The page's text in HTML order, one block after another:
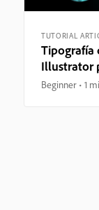
TUTORIAL
Tipografía
Illustrator
Beginner 1